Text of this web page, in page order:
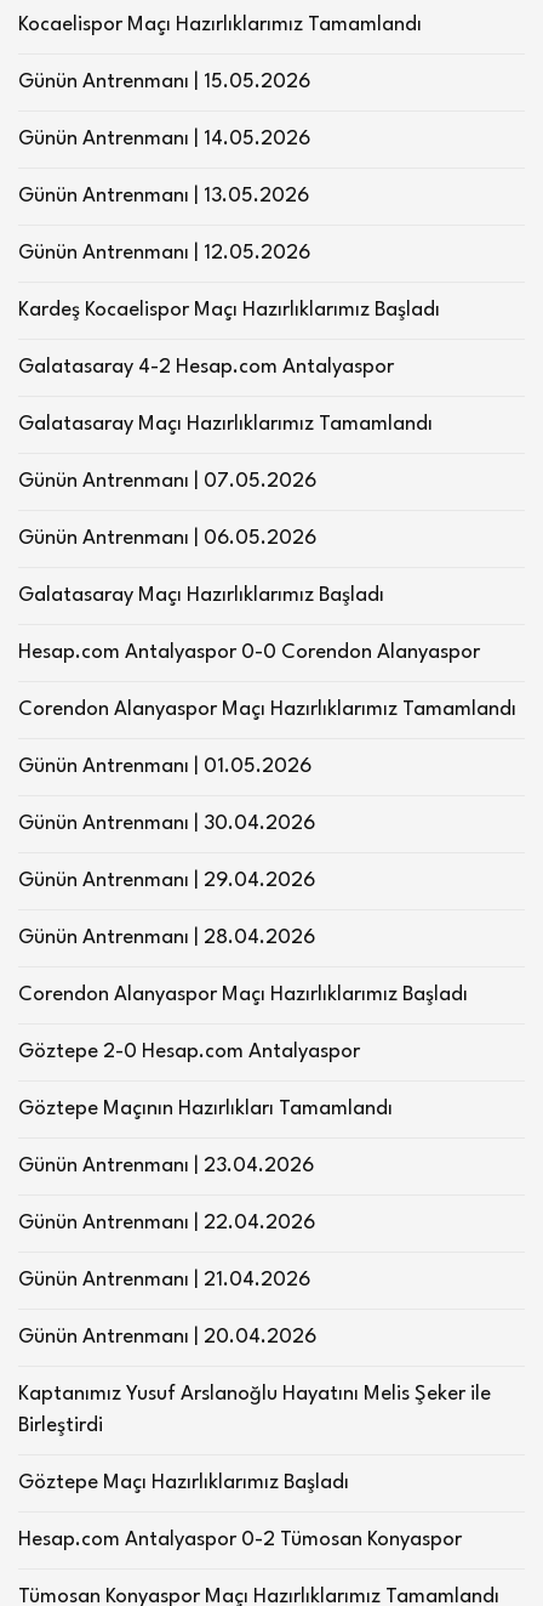
Kocaelispor Maçı Hazırlıklarımız Tamamlandı
Günün Antrenmanı | 15.05.2026
Günün Antrenmanı | 14.05.2026
Günün Antrenmanı | 13.05.2026
Günün Antrenmanı | 12.05.2026
Kardeş Kocaelispor Maçı Hazırlıklarımız Başladı
Galatasaray 4-2 Hesap.com Antalyaspor
Galatasaray Maçı Hazırlıklarımız Tamamlandı
Günün Antrenmanı | 07.05.2026
Günün Antrenmanı | 06.05.2026
Galatasaray Maçı Hazırlıklarımız Başladı
Hesap.com Antalyaspor 0-0 Corendon Alanyaspor
Corendon Alanyaspor Maçı Hazırlıklarımız Tamamlandı
Günün Antrenmanı | 01.05.2026
Günün Antrenmanı | 30.04.2026
Günün Antrenmanı | 29.04.2026
Günün Antrenmanı | 28.04.2026
Corendon Alanyaspor Maçı Hazırlıklarımız Başladı
Göztepe 2-0 Hesap.com Antalyaspor
Göztepe Maçının Hazırlıkları Tamamlandı
Günün Antrenmanı | 23.04.2026
Günün Antrenmanı | 22.04.2026
Günün Antrenmanı | 21.04.2026
Günün Antrenmanı | 20.04.2026
Kaptanımız Yusuf Arslanoğlu Hayatını Melis Şeker ile
Birleştirdi
Göztepe Maçı Hazırlıklarımız Başladı
Hesap.com Antalyaspor 0-2 Tümosan Konyaspor
Tümosan Konyaspor Maçı Hazırlıklarımız Tamamlandı